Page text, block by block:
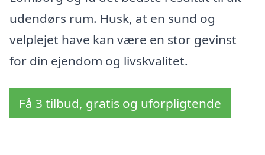
udendørs rum. Husk, at en sund og
velplejet have kan være en stor gevinst
for din ejendom og livskvalitet.
Få 3 tilbud, gratis og uforpligtende